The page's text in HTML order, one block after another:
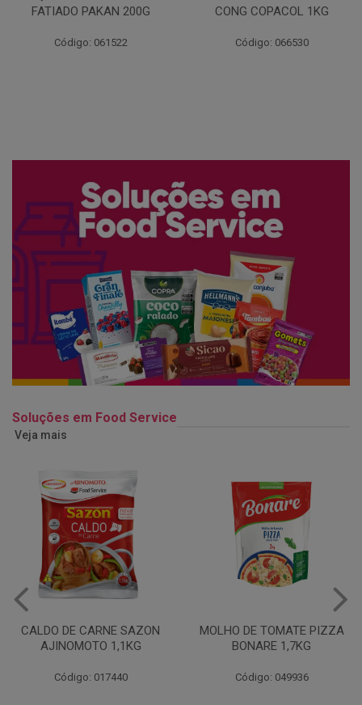
FATIADO PAKAN 200G
Código: 061522
CONG COPACOL 1KG
Código: 066530
Soluções em Food Service
Veja mais
MOLHO DE TOMATE PIZZA
BONARE 1,7KG
Código: 049936
MARGARINA USO
PROFISSIONAL 80% CUKIN
Código: 062469